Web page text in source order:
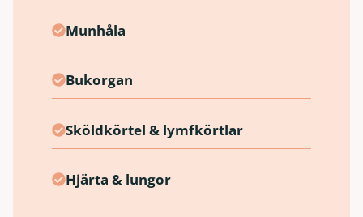
Munhåla
Bukorgan
Sköldkörtel & lymfkörtlar
Hjärta & lungor